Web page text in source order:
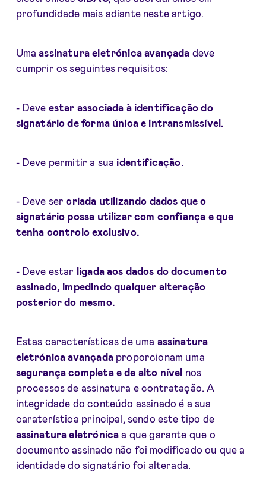
profundidade mais adiante neste artigo.
Umaassinatura eletrónica avançada deve
cumprir os seguintes requisitos:
- Deve estar associada à identificação do
signatário de forma única e intransmissível.
- Deve permitir a sua identificação
- Deve sercriada utilizando dados que o
signatário possa utilizar com confiança e que
tenha controlo exclusivo.
- Deve estar ligada aos dados do documento
assinado, impedindo qualquer alteração
posterior do mesmo.
Estas características de uma assinatura
eletrónica avançada proporcionam uma
segurança completa e de alto nível nos
processos de assinatura e contratação. A
integridade do conteúdo assinado é a sua
caraterística principal, sendo este tipo de
assinatura eletrónica a que garante que o
documento assinado não foi modificado ou que a
identidade do signatário foi alterada.